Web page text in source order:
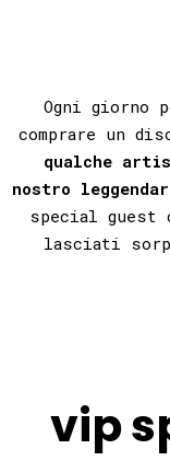
Ogni giorno
comprare un
qualche
nostro
special guest
lasciati
vip